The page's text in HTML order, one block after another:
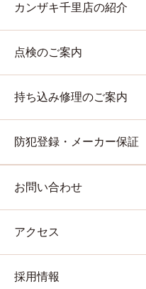
カンザキ千里店の紹介
点検のご案内
持ち込み修理のご案内
防犯登録・メーカー保証
お問い合わせ
アクセス
採用情報